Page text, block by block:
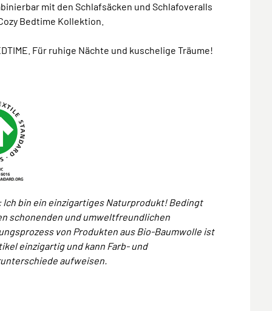
mit den Schlafsäcken und Schlafoveralls
Bedtime Kollektion.
Für ruhige Nächte und kuschelige Träume!
Ich bin ein einzigartiges Naturprodukt! Bedingt
schonenden und umweltfreundlichen
von Produkten aus Bio-Baumwolle ist
einzigartig und kann Farb- und
aufweisen.